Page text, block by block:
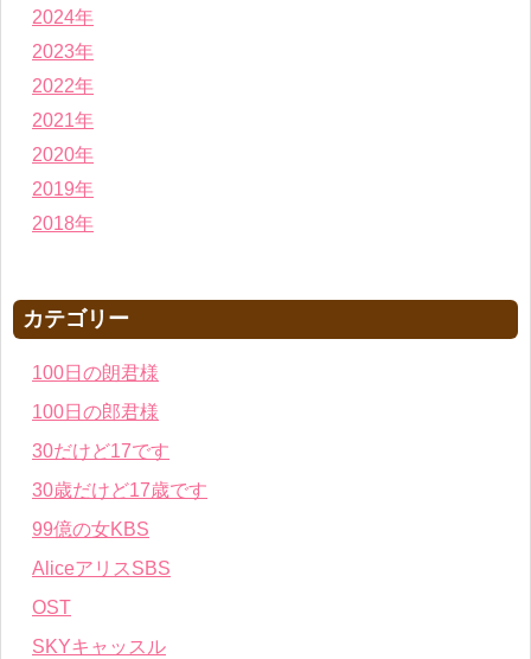
2024年
2023年
2022年
2021年
2020年
2019年
2018年
カテゴリー
100日の朗君様
100日の郎君様
30だけど17です
30歳だけど17歳です
99億の女KBS
AliceアリスSBS
OST
SKYキャッスル